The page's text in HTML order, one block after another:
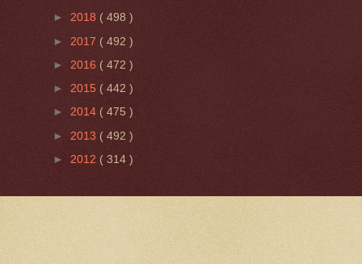
► 2018 ( 498 )
► 2017 ( 492 )
► 2016 ( 472 )
► 2015 ( 442 )
► 2014 ( 475 )
► 2013 ( 492 )
► 2012 ( 314 )